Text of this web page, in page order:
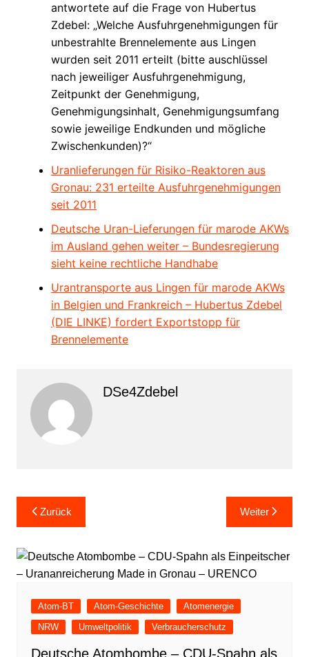
antwortete auf die Frage von Hubertus
Zdebel: „Welche Ausfuhrgenehmigungen für
unbestrahlte Brennelemente aus Lingen
wurden seit 2011 erteilt (bitte auschlüssel
nach jeweiliger Ausfuhrgenehmigung,
Zeitpunkt der Genehmigung,
Genehmigungsinhalt, Genehmigungsumfang
sowie jeweilige Endkunden und mögliche
Zwischenkunden)?“
Uranlieferungen für Risiko-Reaktoren aus
Gronau: 231 erteilte Ausfuhrgenehmigungen
seit 2011
Deutsche Uran-Lieferungen für marode AKWs
im Ausland gehen weiter – Bundesregierung
sieht keine rechtliche Handhabe
Urantransporte aus Lingen für marode AKWs
in Belgien und Frankreich – Hubertus Zdebel
(DIE LINKE) fordert Exportstopp für
Brennelemente
DSe4Zdebel
Beitragsnavigation
Zurück Weiter
Atom-BT Atom-Geschichte
Atomenergie
NRW
Umweltpolitik Verbraucherschutz
Deutsche Atombombe – CDU-Spahn als